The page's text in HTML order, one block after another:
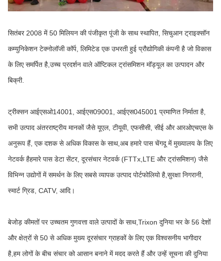
सितंबर 2008 में 50 मिलियन की पंजीकृत पूंजी के साथ स्थापित, सिचुआन ट्राइक्सॉन
कम्युनिकेशन टेक्नोलॉजी कॉर्प, लिमिटेड एक उभरती हुई प्रौद्योगिकी कंपनी है जो विकास
के लिए समर्पित है,उच्च प्रदर्शन वाले ऑप्टिकल ट्रांसमिशन मॉड्यूल का उत्पादन और
बिक्री.
ट्रीक्सन आईएसओ14001, आईएस09001, आईएस045001 प्रमाणित निर्माता है,
सभी उत्पाद अंतरराष्ट्रीय मानकों जैसे यूएल, टीयूवी, एफसीसी, सीई और आरओएचएस के
अनुरूप हैं, एक दशक से अधिक विकास के साथ,अब हमारे पास चेंगदू में मुख्यालय के लिए
नेटवर्क हैहमारे पास डेटा सेंटर, दूरसंचार नेटवर्क (FTTx,LTE और ट्रांसमिशन) जैसे
विभिन्न उद्योगों में समर्थन के लिए सबसे व्यापक उत्पाद पोर्टफोलियो है,सुरक्षा निगरानी,
स्मार्ट ग्रिड, CATV, आदि।
बेजोड़ कीमतों पर उच्चतम गुणवत्ता वाले उत्पादों के साथ,Trixon दुनिया भर के 56 देशों
और क्षेत्रों से 50 से अधिक मुख्य दूरसंचार ग्राहकों के लिए एक विश्वसनीय भागीदार
है,हम लोगों के बीच संचार को आसान बनाने में मदद करते हैं और उन्हें सूचना की दुनिया